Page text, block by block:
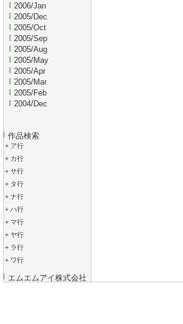
2006/Jan
2005/Dec
2005/Oct
2005/Sep
2005/Aug
2005/May
2005/Apr
2005/Mar
2005/Feb
2004/Dec
作品検索
+ ア行
+ カ行
+ サ行
+ タ行
+ ナ行
+ ハ行
+ マ行
+ ヤ行
+ ラ行
+ ワ行
エムエムアイ株式会社